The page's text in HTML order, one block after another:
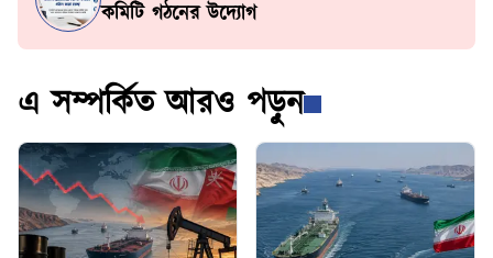
কমিটি গঠনের উদ্যোগ
এ সম্পর্কিত আরও পড়ুন